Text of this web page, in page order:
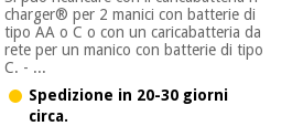
charger® per 2 manici con batterie di
tipo AA o C o con un caricabatteria da
rete per un manico con batterie di tipo
C. - ...
Spedizione in 20-30 giorni
circa.